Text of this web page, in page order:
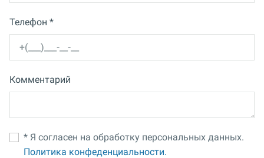
Телефон *
Комментарий
* Я согласен на обработку персональных данных.
Политика конфеденциальности.